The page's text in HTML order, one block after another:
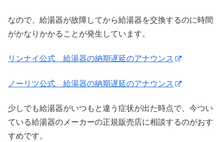
なので、給湯器が故障してから給湯器を交換するのに時間
がかなりかかることが発生しています。
リンナイ公式 給湯器の納期遅延のアナウンス
ノーリツ公式 給湯器の納期遅延のアナウンス
少しでも給湯器がいつもと違う症状が出た時点で、今つい
ている給湯器のメーカーの正規販売店に相談するのがおす
すめです。